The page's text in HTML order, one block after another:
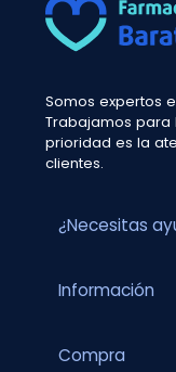
Somos expertos
Trabajamos para
prioridad es la
clientes.
¿Necesitas
Información
Compra